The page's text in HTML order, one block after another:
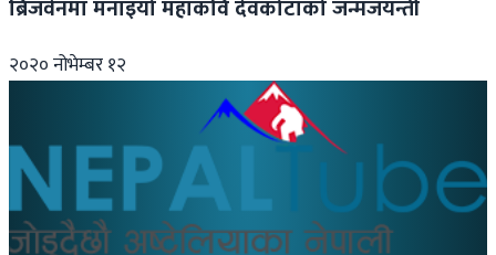
ब्रिजवेनमा मनाइयो महाकवि देवकोटाको जन्मजयन्ती
२०२० नोभेम्बर १२